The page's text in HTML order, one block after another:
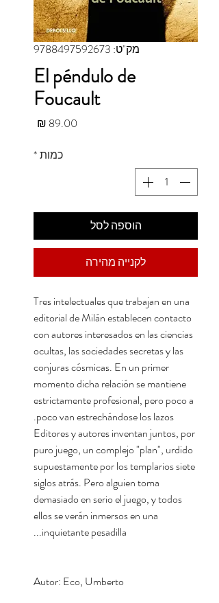
מק"ט: 9788497592673
El péndulo de
Foucault
כמות*
הוספה לסל
לקנייה מהירה
Tres intelectuales que trabajan en una
editorial de Milán establecen contacto
con autores interesados en las ciencias
ocultas, las sociedades secretas y las
conjuras cósmicas. En un primer
momento dicha relación se mantiene
estrictamente profesional, pero poco a
poco van estrechándose los lazos.
Editores y autores inventan juntos, por
puro juego, un complejo "plan", urdido
supuestamente por los templarios siete
siglos atrás. Pero alguien toma
demasiado en serio el juego, y todos
ellos se verán inmersos en una
inquietante pesadilla...
Autor: Eco, Umberto